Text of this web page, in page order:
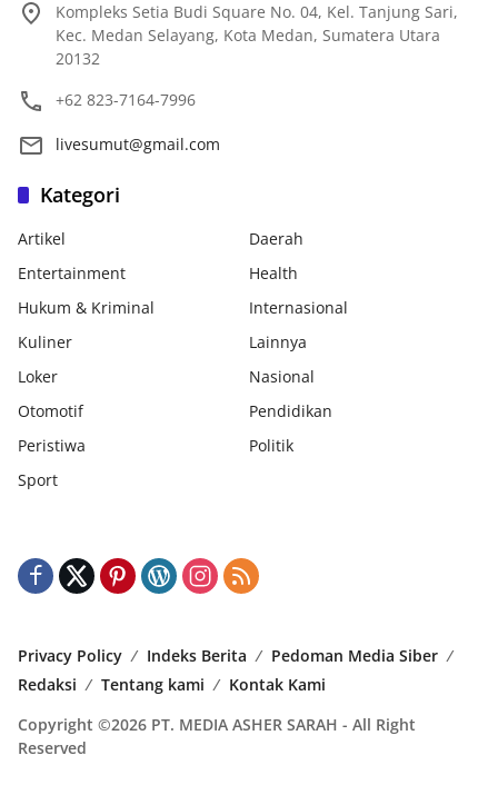
Kompleks Setia Budi Square No. 04, Kel. Tanjung Sari,
Kec. Medan Selayang, Kota Medan, Sumatera Utara
20132
+62 823-7164-7996
livesumut@gmail.com
Kategori
Artikel
Daerah
Entertainment
Health
Hukum & Kriminal
Internasional
Kuliner
Lainnya
Loker
Nasional
Otomotif
Pendidikan
Peristiwa
Politik
Sport
Privacy Policy Indeks Berita
Pedoman Media Siber
Redaksi
Tentang kami
Kontak Kami
Copyright ©2026 PT. MEDIA ASHER SARAH - All Right
Reserved